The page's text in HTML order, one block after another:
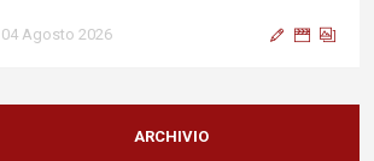
04 Agosto 2026
Sigismondi, Liris e Testa: “Profondo
cordoglio e vicinanza al Ministro Roccella e
ARCHIVIO